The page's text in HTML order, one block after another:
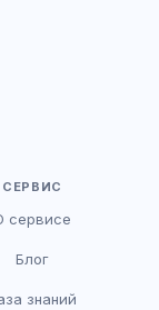
СЕРВИС
сервисе
Блог
знаний